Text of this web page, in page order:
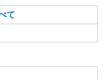
詳細を見る
て